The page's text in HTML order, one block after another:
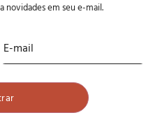
novidades em seu e-mail.